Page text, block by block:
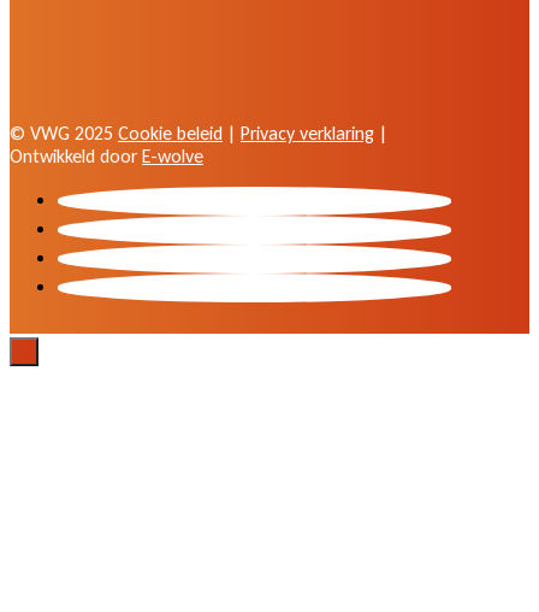
© VWG 2025 Cookie beleid | Privacy verklaring |
Ontwikkeld door E-wolve